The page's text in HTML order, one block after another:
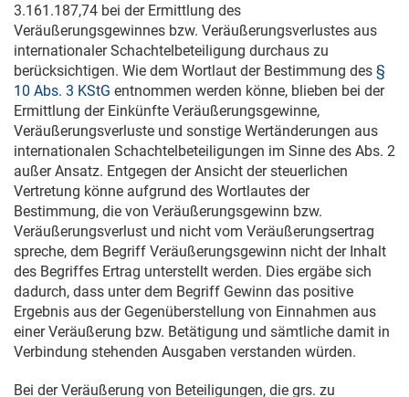
3.161.187,74 bei der Ermittlung des
Veräußerungsgewinnes bzw. Veräußerungsverlustes aus
internationaler Schachtelbeteiligung durchaus zu
berücksichtigen. Wie dem Wortlaut der Bestimmung des §
10 Abs. 3 KStG entnommen werden könne, blieben bei der
Ermittlung der Einkünfte Veräußerungsgewinne,
Veräußerungsverluste und sonstige Wertänderungen aus
internationalen Schachtelbeteiligungen im Sinne des Abs. 2
außer Ansatz. Entgegen der Ansicht der steuerlichen
Vertretung könne aufgrund des Wortlautes der
Bestimmung, die von Veräußerungsgewinn bzw.
Veräußerungsverlust und nicht vom Veräußerungsertrag
spreche, dem Begriff Veräußerungsgewinn nicht der Inhalt
des Begriffes Ertrag unterstellt werden. Dies ergäbe sich
dadurch, dass unter dem Begriff Gewinn das positive
Ergebnis aus der Gegenüberstellung von Einnahmen aus
einer Veräußerung bzw. Betätigung und sämtliche damit in
Verbindung stehenden Ausgaben verstanden würden.
Bei der Veräußerung von Beteiligungen, die grs. zu